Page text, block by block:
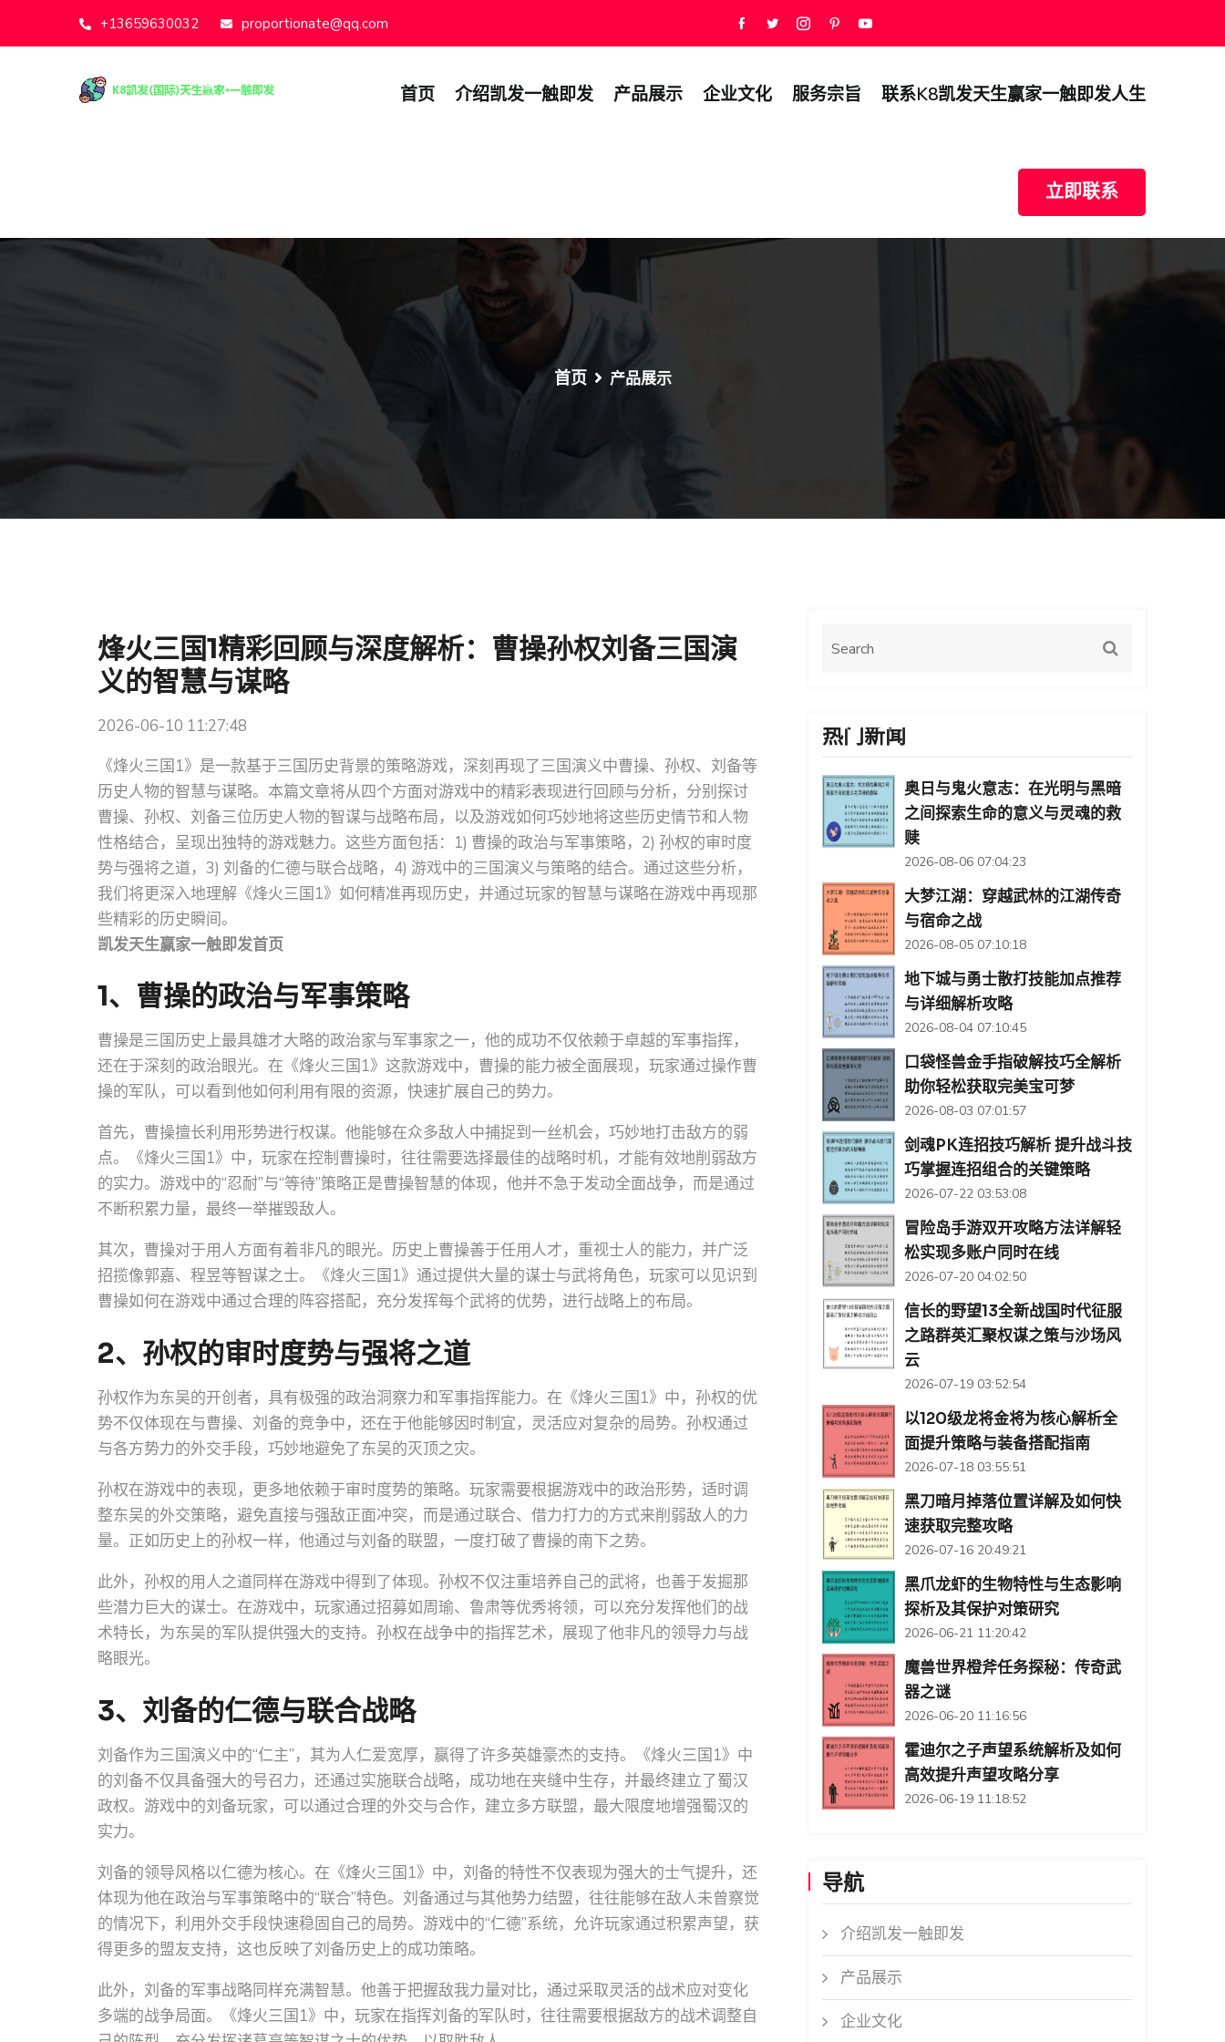
+13659630032 proportionate@qq.com
首页 介绍凯发一触即发 产品展示 企业文化 服务宗旨 联系k8凯发天生赢家一触即发人生
立即联系
首页 产品展示
烽火三国1精彩回顾与深度解析：曹操孙权刘备三国演
义的智慧与谋略
2026-06-10 11:27:48
《烽火三国1》是一款基于三国历史背景的策略游戏，深刻再现了三国演义中曹操、孙权、刘备等
历史人物的智慧与谋略。本篇文章将从四个方面对游戏中的精彩表现进行回顾与分析，分别探讨
曹操、孙权、刘备三位历史人物的智谋与战略布局，以及游戏如何巧妙地将这些历史情节和人物
性格结合，呈现出独特的游戏魅力。这些方面包括：1) 曹操的政治与军事策略，2) 孙权的审时度
势与强将之道，3) 刘备的仁德与联合战略，4) 游戏中的三国演义与策略的结合。通过这些分析，
我们将更深入地理解《烽火三国1》如何精准再现历史，并通过玩家的智慧与谋略在游戏中再现那
些精彩的历史瞬间。
凯发天生赢家一触即发首页
1、曹操的政治与军事策略
曹操是三国历史上最具雄才大略的政治家与军事家之一，他的成功不仅依赖于卓越的军事指挥，
还在于深刻的政治眼光。在《烽火三国1》这款游戏中，曹操的能力被全面展现，玩家通过操作曹
操的军队，可以看到他如何利用有限的资源，快速扩展自己的势力。
首先，曹操擅长利用形势进行权谋。他能够在众多敌人中捕捉到一丝机会，巧妙地打击敌方的弱
点。《烽火三国1》中，玩家在控制曹操时，往往需要选择最佳的战略时机，才能有效地削弱敌方
的实力。游戏中的“忍耐”与“等待”策略正是曹操智慧的体现，他并不急于发动全面战争，而是通过
不断积累力量，最终一举摧毁敌人。
其次，曹操对于用人方面有着非凡的眼光。历史上曹操善于任用人才，重视士人的能力，并广泛
招揽像郭嘉、程昱等智谋之士。《烽火三国1》通过提供大量的谋士与武将角色，玩家可以见识到
曹操如何在游戏中通过合理的阵容搭配，充分发挥每个武将的优势，进行战略上的布局。
2、孙权的审时度势与强将之道
孙权作为东吴的开创者，具有极强的政治洞察力和军事指挥能力。在《烽火三国1》中，孙权的优
势不仅体现在与曹操、刘备的竞争中，还在于他能够因时制宜，灵活应对复杂的局势。孙权通过
与各方势力的外交手段，巧妙地避免了东吴的灭顶之灾。
孙权在游戏中的表现，更多地依赖于审时度势的策略。玩家需要根据游戏中的政治形势，适时调
整东吴的外交策略，避免直接与强敌正面冲突，而是通过联合、借力打力的方式来削弱敌人的力
量。正如历史上的孙权一样，他通过与刘备的联盟，一度打破了曹操的南下之势。
此外，孙权的用人之道同样在游戏中得到了体现。孙权不仅注重培养自己的武将，也善于发掘那
些潜力巨大的谋士。在游戏中，玩家通过招募如周瑜、鲁肃等优秀将领，可以充分发挥他们的战
术特长，为东吴的军队提供强大的支持。孙权在战争中的指挥艺术，展现了他非凡的领导力与战
略眼光。
3、刘备的仁德与联合战略
刘备作为三国演义中的“仁主”，其为人仁爱宽厚，赢得了许多英雄豪杰的支持。《烽火三国1》中
的刘备不仅具备强大的号召力，还通过实施联合战略，成功地在夹缝中生存，并最终建立了蜀汉
政权。游戏中的刘备玩家，可以通过合理的外交与合作，建立多方联盟，最大限度地增强蜀汉的
实力。
刘备的领导风格以仁德为核心。在《烽火三国1》中，刘备的特性不仅表现为强大的士气提升，还
体现为他在政治与军事策略中的“联合”特色。刘备通过与其他势力结盟，往往能够在敌人未曾察觉
的情况下，利用外交手段快速稳固自己的局势。游戏中的“仁德”系统，允许玩家通过积累声望，获
得更多的盟友支持，这也反映了刘备历史上的成功策略。
此外，刘备的军事战略同样充满智慧。他善于把握敌我力量对比，通过采取灵活的战术应对变化
多端的战争局面。《烽火三国1》中，玩家在指挥刘备的军队时，往往需要根据敌方的战术调整自
热门新闻
奥日与鬼火意志：在光明与黑暗
之间探索生命的意义与灵魂的救
赎
2026-08-06 07:04:23
大梦江湖：穿越武林的江湖传奇
与宿命之战
2026-08-05 07:10:18
地下城与勇士散打技能加点推荐
与详细解析攻略
2026-08-04 07:10:45
口袋怪兽金手指破解技巧全解析
助你轻松获取完美宝可梦
2026-08-03 07:01:57
剑魂PK连招技巧解析 提升战斗技
巧掌握连招组合的关键策略
2026-07-22 03:53:08
冒险岛手游双开攻略方法详解轻
松实现多账户同时在线
2026-07-20 04:02:50
信长的野望13全新战国时代征服
之路群英汇聚权谋之策与沙场风
云
2026-07-19 03:52:54
以120级龙将金将为核心解析全
面提升策略与装备搭配指南
2026-07-18 03:55:51
黑刀暗月掉落位置详解及如何快
速获取完整攻略
2026-07-16 20:49:21
黑爪龙虾的生物特性与生态影响
探析及其保护对策研究
2026-06-21 11:20:42
魔兽世界橙斧任务探秘：传奇武
器之谜
2026-06-20 11:16:56
霍迪尔之子声望系统解析及如何
高效提升声望攻略分享
2026-06-19 11:18:52
导航
介绍凯发一触即发
产品展示
企业文化